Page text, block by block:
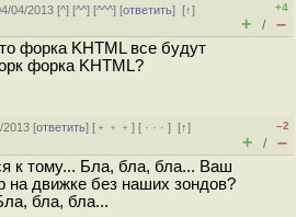
04/2013 [^] [^^] [^^^] [ответить][↑]
+4
+ / –
форка KHTML все будут
форка KHTML?
2013 [ответить] [ ﹢﹢﹢] [ · · ·][↑]
–2
+ / –
к тому... Бла, бла, бла... Ваш
на движке без наших зондов?
бла, бла...